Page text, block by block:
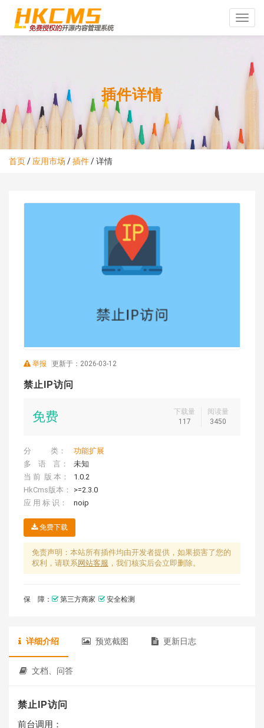
Toggle
插件详情
首页/ 应用市场 /插件/详情
举报 更新于：2026-03-12
禁止IP访问
免费
下载量
117
阅读量
3450
分 类：
功能扩展
多 语 言：
未知
当 前 版 本：
1.0.2
HkCms版本：
>=2.3.0
应 用 标 识：
noip
免费下载
免责声明：本站所有插件均由开发者提供，如果损害了您的
权利，请联系网站客服 ，我们核实后会立即删除。
保 障： 第三方商家 安全检测
详细介绍 预览截图 更新日志
文档、问答
禁止IP访问
前台调用：